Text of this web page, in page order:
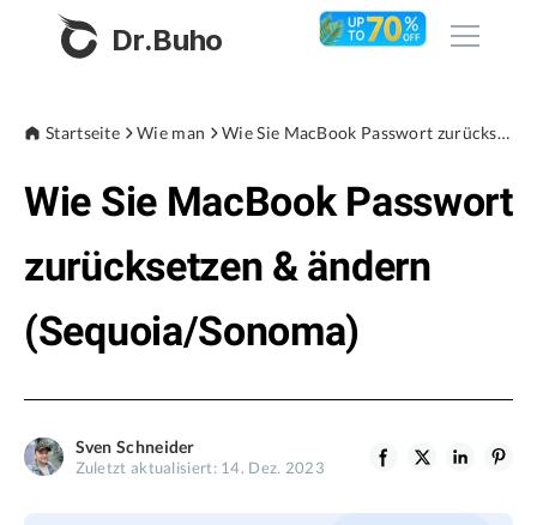
Dr.Buho
Produkte
BuhoCleaner
BuhoRepair
BuhoLaunchpad
Store
Blog
Startseite Wie man Wie Sie MacBook Passwort zurücksetzen & ändern (Sequoia/Sonoma)
Wie Sie MacBook Passwort
zurücksetzen & ändern
(Sequoia/Sonoma)
Sven Schneider
Zuletzt aktualisiert: 14. Dez. 2023